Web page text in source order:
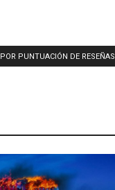
POR PUNTUACIÓN DE RESEÑAS